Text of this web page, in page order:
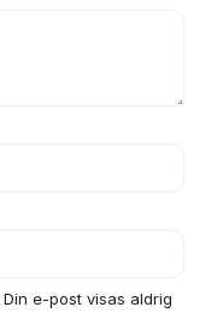
e-post visas aldrig